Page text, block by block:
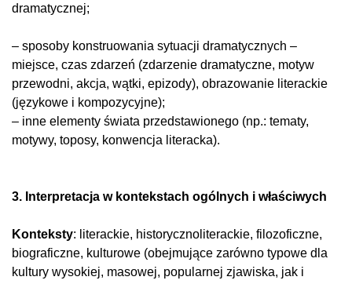
dramatycznej;
– sposoby konstruowania sytuacji dramatycznych –
miejsce, czas zdarzeń (zdarzenie dramatyczne, motyw
przewodni, akcja, wątki, epizody), obrazowanie literackie
(językowe i kompozycyjne);
– inne elementy świata przedstawionego (np.: tematy,
motywy, toposy, konwencja literacka).
3. Interpretacja w kontekstach ogólnych i właściwych
Konteksty: literackie, historycznoliterackie, filozoficzne,
biograficzne, kulturowe (obejmujące zarówno typowe dla
kultury wysokiej, masowej, popularnej zjawiska, jak i